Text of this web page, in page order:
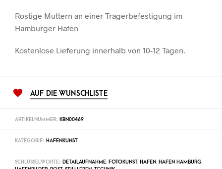
Rostige Muttern an einer Trägerbefestigung im
Hamburger Hafen
Kostenlose Lieferung innerhalb von 10-12 Tagen.
AUF DIE WUNSCHLISTE
ARTIKELNUMMER: KBN00469
KATEGORIE: HAFENKUNST
SCHLÜSSELWORTE: DETAILAUFNAHME, FOTOKUNST, HAFEN, HAFEN HAMBURG,